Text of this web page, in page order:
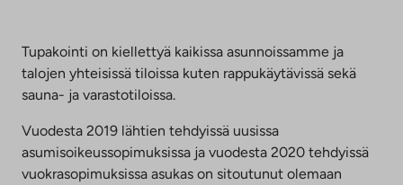
Tupakointi on kiellettyä kaikissa asunnoissamme ja
talojen yhteisissä tiloissa kuten rappukäytävissä sekä
sauna- ja varastotiloissa.
Vuodesta 2019 lähtien tehdyissä uusissa
asumisoikeussopimuksissa ja vuodesta 2020 tehdyissä
vuokrasopimuksissa asukas on sitoutunut olemaan